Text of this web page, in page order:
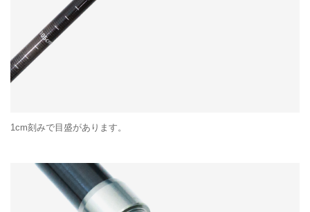
1cm刻みで目盛があります。